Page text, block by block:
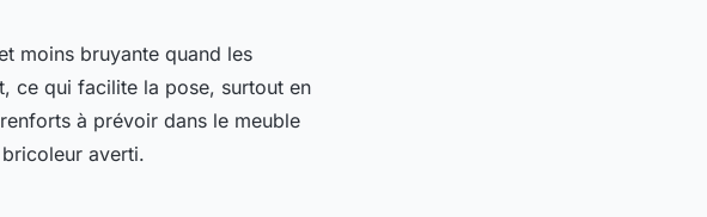
moins bruyante quand les
ce qui facilite la pose, surtout en
à prévoir dans le meuble
averti.